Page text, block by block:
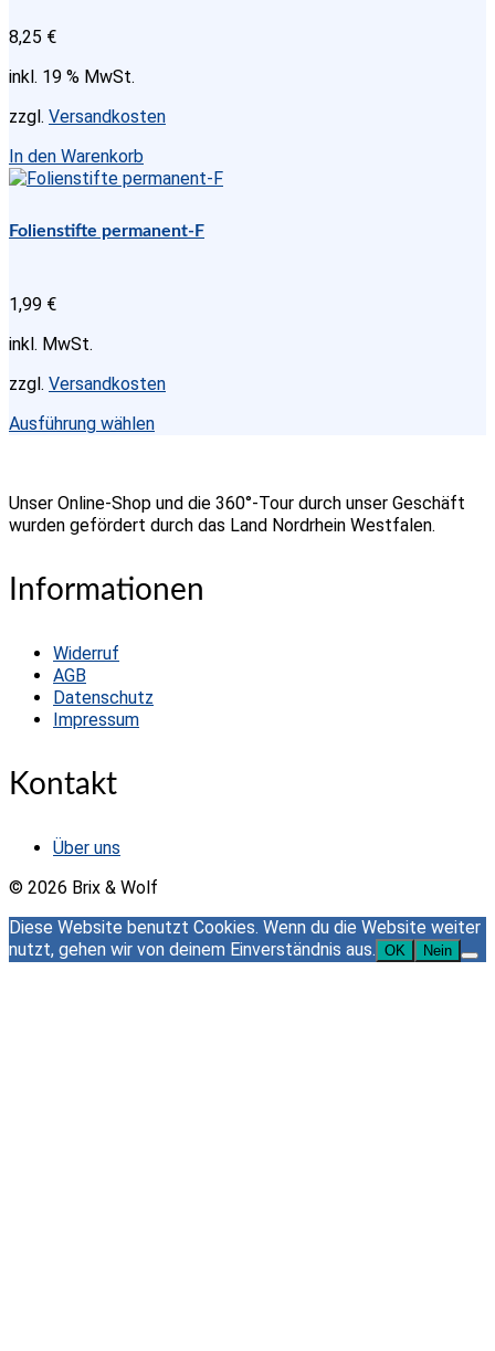
8,25 €
inkl. 19 % MwSt.
zzgl. Versandkosten
In den Warenkorb
Folienstifte permanent-F
1,99 €
inkl. MwSt.
zzgl. Versandkosten
Ausführung wählenDieses
Varianten
auf.
können
Unser Online-Shop und die 360°-Tour durch unser Geschäft
wurden gefördert durch das Land Nordrhein Westfalen.
Informationen
Widerruf
AGB
Datenschutz
Impressum
Kontakt
Über uns
© 2026 Brix & Wolf
Diese Website benutzt Cookies. Wenn du die Website weiter
nutzt, gehen wir von deinem Einverständnis aus. OK Nein